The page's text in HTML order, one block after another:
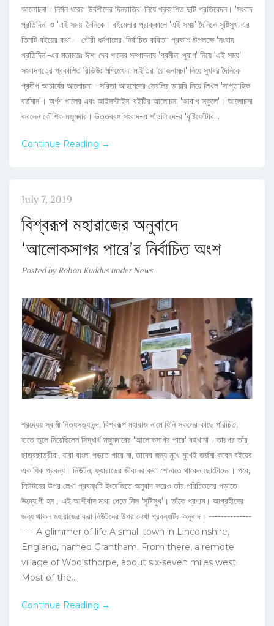
আলোচনা। নির্মল ধরের 'উর্বশীদের দিনরাত্রি' নিয়ে প্রকাশিত দুটি প্রতিবেদন। 'সংবাদ
প্রতিদিন' ও 'এই সময়' দৈনিকে। বইমেলার প্রাক্কালে 'এই সময়' দৈনিকে সৃষ্টিসুখ-এর
তিনটি বইয়ের কথা- গৌরী ধর্মপালের 'নির্বাচিত কবিতা' প্রকাশ উপলক্ষে 'সংবাদ
প্রতিদিন'-এর মতামতঃ ঈশা দেব পালের সম্পাদনায় 'প্রমীলা পুরাণ' নিয়ে 'এই সময়'
সংবাদপত্রে প্রকাশিত রিভিউঃ মণিমেখলা মাইতির 'রোজনামচা' নিয়ে সুখবর দৈনিকে
প্রদীপ আচার্যের আলোচনা - সরিতা আহমেদের ভেবলির ডায়রি নিয়ে লিখল 'সাপ্তাহিক
বর্তমান'। অর্পণ পালের এবং আইনস্টাইন' বইটির আলোচনা 'আবাপ স্কুলে'। আলোচনা
করলেন কৌশিক মজুমদার। উত্তরবঙ্গ সংবাদ-এ শাঁওলি দে-র 'বৃষ্টিফোঁটার...
Continue Reading →
July 7, 2019
বিশ্বরূপ মহারাজের অনুবাদে
‘আলোকসাগর পারে’র নির্বাচিত অংশ
PostedbyRohon Kuddus underNews
শ্রদ্ধেয় স্বামী নিত্যসত্যানন্দ, বিশ্বরূপ মহারাজ নামে যিনি সকলের কাছে পরিচিত,
হাতে তুলে নিয়েছিলেন সিদ্ধার্থ মজুমদারের 'আলোকসাগর পারে' বইখানা। তারপর তাঁর
ছাত্রছাত্রীরা, যারা বাংলা পড়তে পারে না, তাদের জন্য মুখে মুখেই তর্জমা করেন বইয়ের
একাধিক প্রবন্ধ। নিউটন, ফ্যারাডের জীবনের কথা শোনাতে থাকেন ছোটোদের। পরে,
নিউটনের উপর লেখা প্রবন্ধটি ইংরেজিতে অনুবাদ করেও তাঁর পরিচিতদের পড়াতে
উদ্যোগী হন। এই আশীর্বাদ মাথা পেতে নিল 'সৃষ্টিসুখ'। তাঁকে প্রণাম। আগ্রহীদের
জন্য থাকল মহারাজের করা নিউটনের উপর লেখা প্রবন্ধটির অনুবাদ। --------------
---- A glimmer of life A small town in Lincolnshire,
England, named Grantham. From there, a remote
village of Woolsthorpe, about six-seven miles west.
Most of the...
Continue Reading →